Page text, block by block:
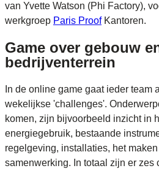
van Yvette Watson (Phi Factory),
werkgroep Paris ProofKantoren.
Game over gebouw
bedrijventerrein
In de online game gaat ieder team
wekelijkse 'challenges'.
komen, zijn bijvoorbeeld inzicht in
energiegebruik, bestaande
regelgeving, installaties, het
samenwerking. In totaal zijn er zes